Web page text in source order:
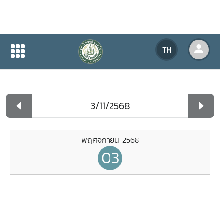
TH
ปฏิทินกิจกรรมของหน่วยงาน
ปฏิทินกิจกรรมของหน่วยงาน
พฤศจิกายน 2568
03